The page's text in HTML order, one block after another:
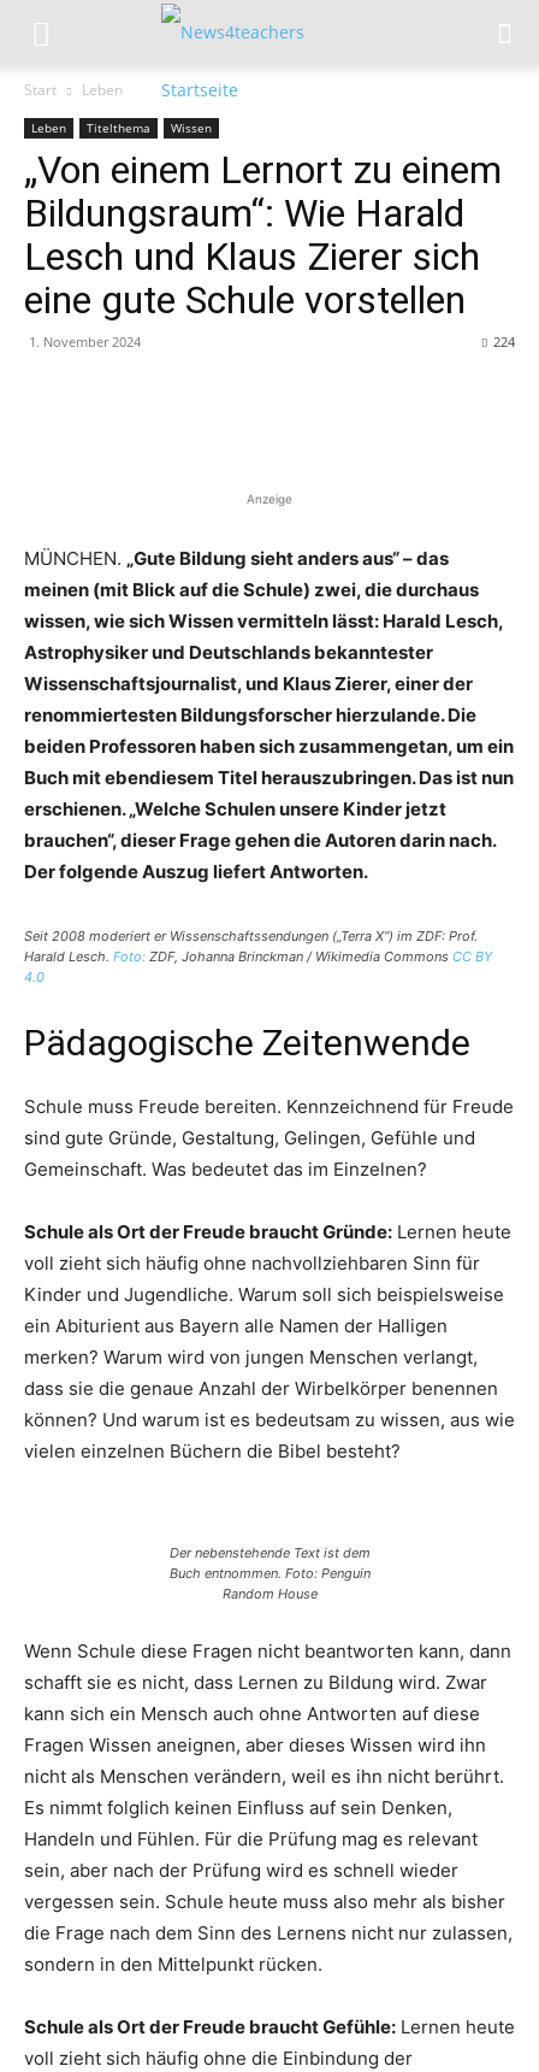
Start Leben
Leben Titelthema Wissen
„Von einem Lernort zu einem
Bildungsraum“: Wie Harald
Lesch und Klaus Zierer sich
eine gute Schule vorstellen
1. November 2024 224
Anzeige
MÜNCHEN. „Gute Bildung sieht anders aus“ – das
meinen (mit Blick auf die Schule) zwei, die durchaus
wissen, wie sich Wissen vermitteln lässt: Harald Lesch,
Astrophysiker und Deutschlands bekanntester
Wissenschaftsjournalist, und Klaus Zierer, einer der
renommiertesten Bildungsforscher hierzulande. Die
beiden Professoren haben sich zusammengetan, um ein
Buch mit ebendiesem Titel herauszubringen. Das ist nun
erschienen. „Welche Schulen unsere Kinder jetzt
brauchen“, dieser Frage gehen die Autoren darin nach.
Der folgende Auszug liefert Antworten.
Seit 2008 moderiert er Wissenschaftssendungen („Terra X“) im ZDF: Prof.
Harald Lesch. Foto: ZDF, Johanna Brinckman / Wikimedia Commons CC BY
4.0
Pädagogische Zeitenwende
Schule muss Freude bereiten. Kennzeichnend für Freude
sind gute Gründe, Gestaltung, Gelingen, Gefühle und
Gemeinschaft. Was bedeutet das im Einzelnen?
Schule als Ort der Freude braucht Gründe: Lernen heute
voll zieht sich häufig ohne nachvollziehbaren Sinn für
Kinder und Jugendliche. Warum soll sich beispielsweise
ein Abiturient aus Bayern alle Namen der Halligen
merken? Warum wird von jungen Menschen verlangt,
dass sie die genaue Anzahl der Wirbelkörper benennen
können? Und warum ist es bedeutsam zu wissen, aus wie
vielen einzelnen Büchern die Bibel besteht?
Der nebenstehende Text ist dem
Buch entnommen. Foto: Penguin
Random House
Wenn Schule diese Fragen nicht beantworten kann, dann
schafft sie es nicht, dass Lernen zu Bildung wird. Zwar
kann sich ein Mensch auch ohne Antworten auf diese
Fragen Wissen aneignen, aber dieses Wissen wird ihn
nicht als Menschen verändern, weil es ihn nicht berührt.
Es nimmt folglich keinen Einfluss auf sein Denken,
Handeln und Fühlen. Für die Prüfung mag es relevant
sein, aber nach der Prüfung wird es schnell wieder
vergessen sein. Schule heute muss also mehr als bisher
die Frage nach dem Sinn des Lernens nicht nur zulassen,
sondern in den Mittelpunkt rücken.
Schule als Ort der Freude braucht Gefühle: Lernen heute
voll zieht sich häufig ohne die Einbindung der